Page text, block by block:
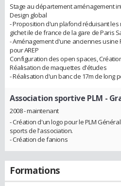
Stage au département aménagement
Design global
- Proposition d'un plafond réduisant
gichet ile de france de la gare de Paris
- Aménagement d'une anciennes
pour AREP
Configuration des open spaces,
Réalisation de maquettes d'études
- Réalisation d'un banc de 17m de long
Association sportive PLM -
2008 - maintenant
- Création d'un logo pour le PLM
sports de l'association.
- Création de fanions
Formations